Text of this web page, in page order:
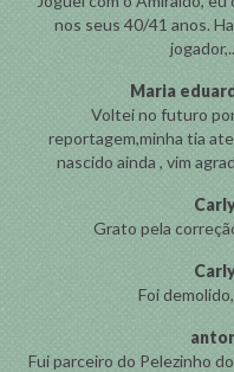
nos seus 40/41 anos.
Maria
Voltei no futuro
reportagem,minha tia
nascido ainda , vim
Grato pela
Foi
Fui parceiro do Pelezinho